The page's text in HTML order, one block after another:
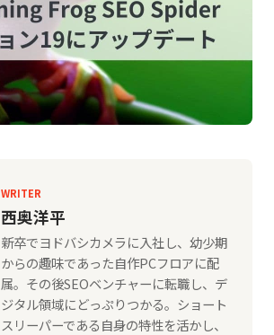
WRITER
西奥洋平
新卒でヨドバシカメラに入社し、幼少期
からの趣味であった自作PCフロアに配
属。その後SEOベンチャーに転職し、デ
ジタル領域にどっぷりつかる。ショート
スリーパーである自身の特性を活かし、